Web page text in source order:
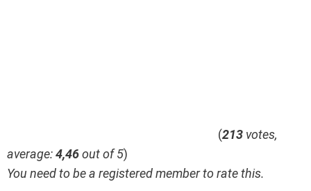
(213 votes,
average:4,46out of 5)
You need to be a registered member to rate this.